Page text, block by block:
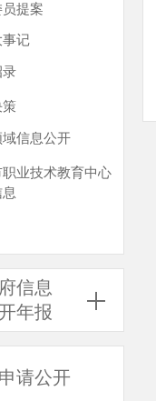
提案
事记
录
策
信息公开
业技术教育中心
信息
年报
请公开